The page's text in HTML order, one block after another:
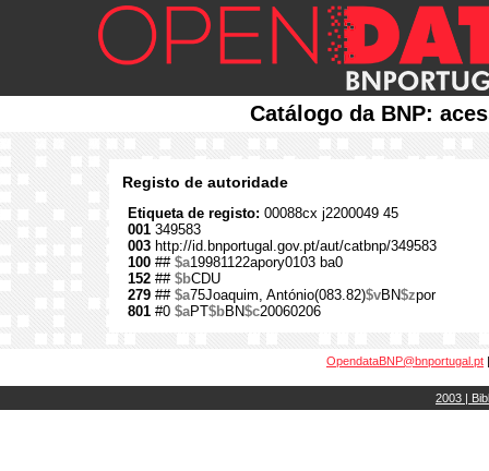
Catálogo da BNP:
Registo de autoridade
Etiqueta de registo: 00088cx j2200049 45
001 349583
003 http://id.bnportugal.gov.pt/aut/catbnp/349583
100 ## $a19981122apory0103 ba0
152 ## $bCDU
279 ## $a75Joaquim, António(083.82)$vBN$zpor
801 #0 $aPT$bBN$c20060206
OpendataBNP@bnportugal.pt
2003 |